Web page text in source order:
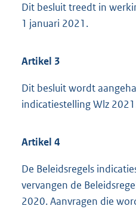
Dit besluit treedt in
1 januari 2021.
Artikel 3
Dit besluit wordt
indicatiestelling Wlz
Artikel 4
De Beleidsregels
vervangen de
2020. Aanvragen die